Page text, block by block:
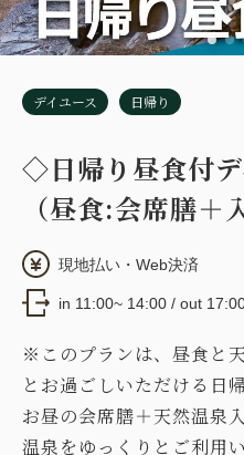
デイユース 日帰り
◇日帰り昼食付
（昼食:会席膳＋
現地払い・Web決済
in 11:00~ 14:00 / out
※このプランは、昼食と
とお過ごしいただける日
お昼の会席膳＋天然温泉
温泉をゆっくりとご利用